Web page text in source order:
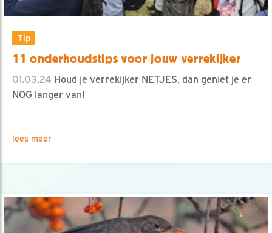
Tip
11 onderhoudstips voor jouw verrekijker
01.03.24 Houd je verrekijker NETJES, dan geniet je er
NOG langer van!
lees meer